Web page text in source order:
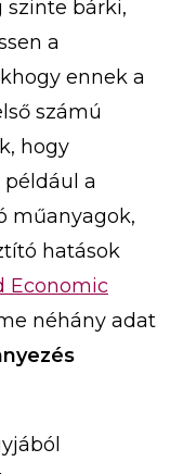
szinte bárki,
a
ennek a
számú
hogy
a
műanyagok,
hatások
Economic
néhány adat